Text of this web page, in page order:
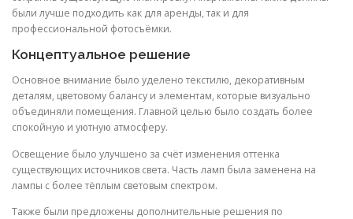
были лучше подходить как для аренды, так и для
профессиональной фотосъёмки.
Концептуальное решение
Основное внимание было уделено текстилю, декоративным
деталям, цветовому балансу и элементам, которые визуально
объединяли помещения. Главной целью было создать более
спокойную и уютную атмосферу.
Освещение было улучшено за счёт изменения оттенка
существующих источников света. Часть ламп была заменена на
лампы с более тёплым световым спектром.
Также были предложены дополнительные решения по